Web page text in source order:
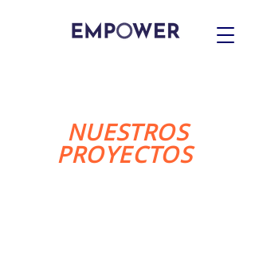
NUESTROS
PROYECTOS